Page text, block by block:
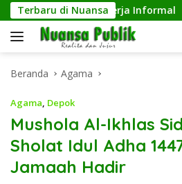
Langsung
ke
konten
Terbaru di Nuansa
terhadap Pekerja Informal
Beranda Agama
Agama, Depok
Mushola Al-Ikhlas
Sholat Idul Adha
Jamaah Hadir